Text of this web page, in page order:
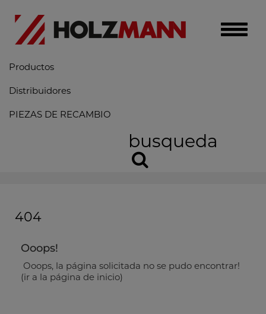
Toggle
Productos
Distribuidores
PIEZAS DE RECAMBIO
busqueda
404
Ooops!
Ooops, la página solicitada no se pudo encontrar!
(ir a la página de inicio)